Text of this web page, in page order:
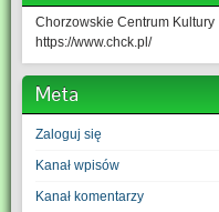
Chorzowskie Centrum Kultury
https://www.chck.pl/
Meta
Zaloguj się
Kanał wpisów
Kanał komentarzy